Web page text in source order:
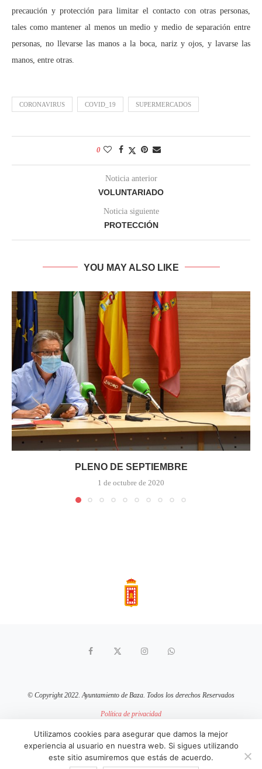
precaución y protección para limitar el contacto con otras personas,
tales como mantener al menos un medio y medio de separación entre
personas, no llevarse las manos a la boca, nariz y ojos, y lavarse las
manos, entre otras.
CORONAVIRUS COVID_19 SUPERMERCADOS
0
Noticia anterior
VOLUNTARIADO
Noticia siguiente
PROTECCIÓN
YOU MAY ALSO LIKE
PLENO DE SEPTIEMBRE
1 de octubre de 2020
© Copyright 2022. Ayuntamiento de Baza. Todos los derechos Reservados
Política de privacidad
Política de cookies
sitio web mantenido por pixelcero.com
Utilizamos cookies para asegurar que damos la mejor
experiencia al usuario en nuestra web. Si sigues utilizando
este sitio asumiremos que estás de acuerdo.